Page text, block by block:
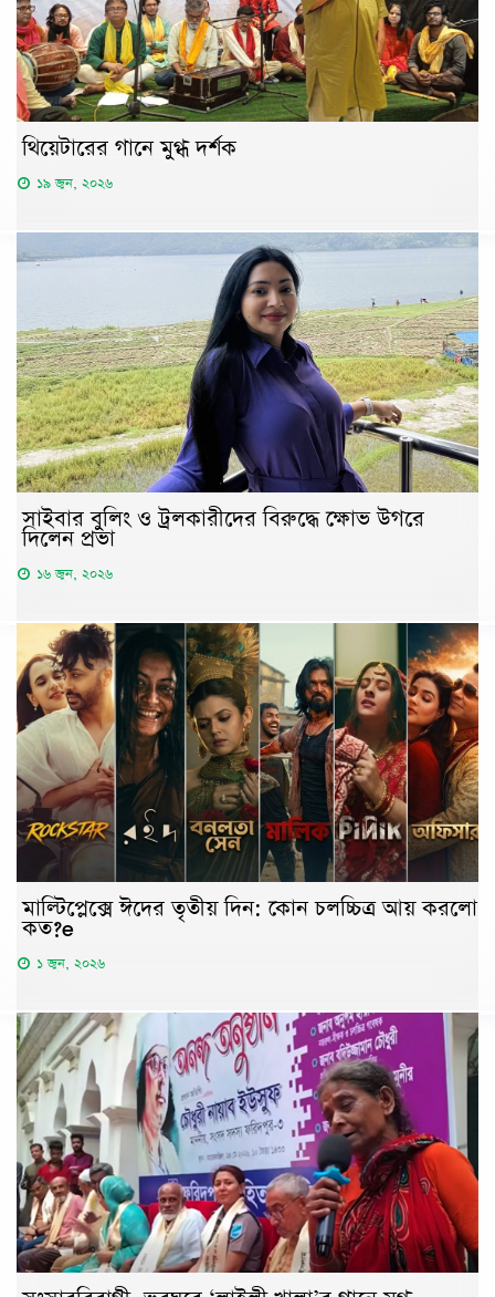
থিয়েটারের গানে মুগ্ধ দর্শক
১৯ জুন, ২০২৬
সাইবার বুলিং ও ট্রলকারীদের বিরুদ্ধে ক্ষোভ উগরে
দিলেন প্রভা
১৬ জুন, ২০২৬
মাল্টিপ্লেক্সে ঈদের তৃতীয় দিন: কোন চলচ্চিত্র আয় করলো
কত?e
১ জুন, ২০২৬